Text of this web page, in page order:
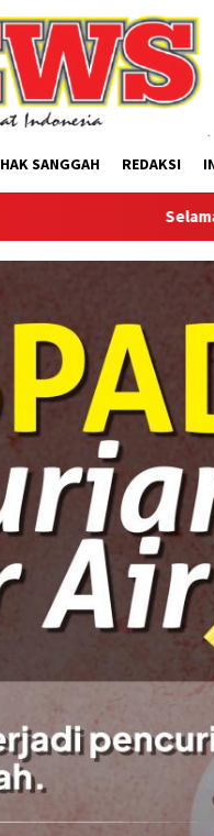
HAK SANGGAH REDAKSI
Selamat Datang Di